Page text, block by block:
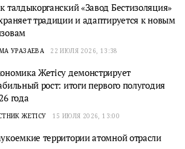
талдыкорганский «Завод Бестизоляция»
традиции и адаптируется к новым
УРАЗАЕВА 22 ИЮЛЯ 2026, 13:38
Жетісу демонстрирует
рост: итоги первого полугодия
года
ЖЕТІСУ 15 ИЮЛЯ 2026, 13:00
территории атомной отрасли